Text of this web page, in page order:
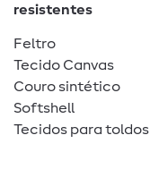
resistentes
Feltro
Tecido Canvas
Couro sintético
Softshell
Tecidos para toldos